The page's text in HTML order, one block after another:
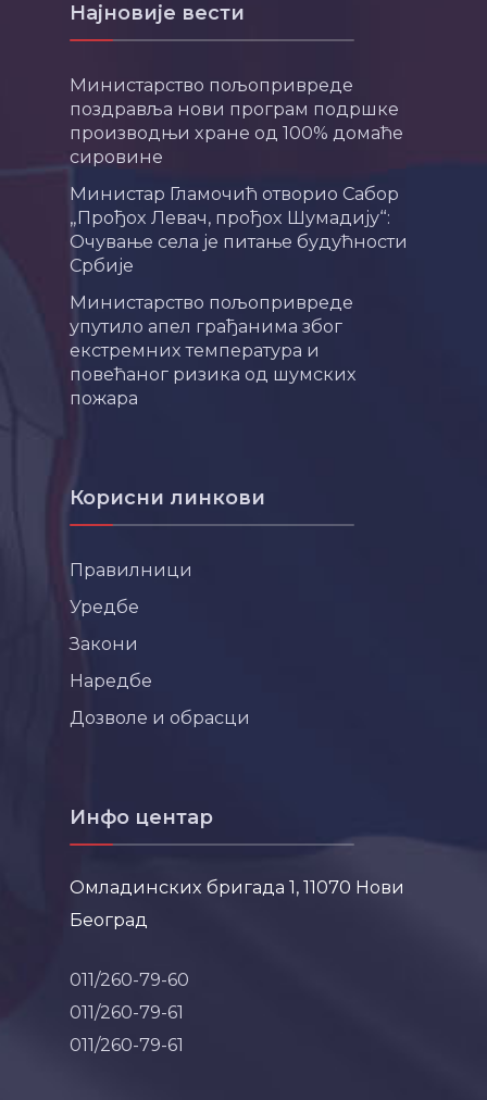
Најновије вести
Министарство пољопривреде
поздравља нови програм подршке
производњи хране од 100% домаће
сировине
Министар Гламочић отворио Сабор
„Прођох Левач, прођох Шумадију“:
Очување села је питање будућности
Србије
Министарство пољопривреде
упутило апел грађанима због
екстремних температура и
повећаног ризика од шумских
пожара
Корисни линкови
Правилници
Уредбе
Закони
Наредбе
Дозволе и обрасци
Инфо центар
Омладинских бригада 1, 11070 Нови
Београд
011/260-79-60
011/260-79-61
011/260-79-61